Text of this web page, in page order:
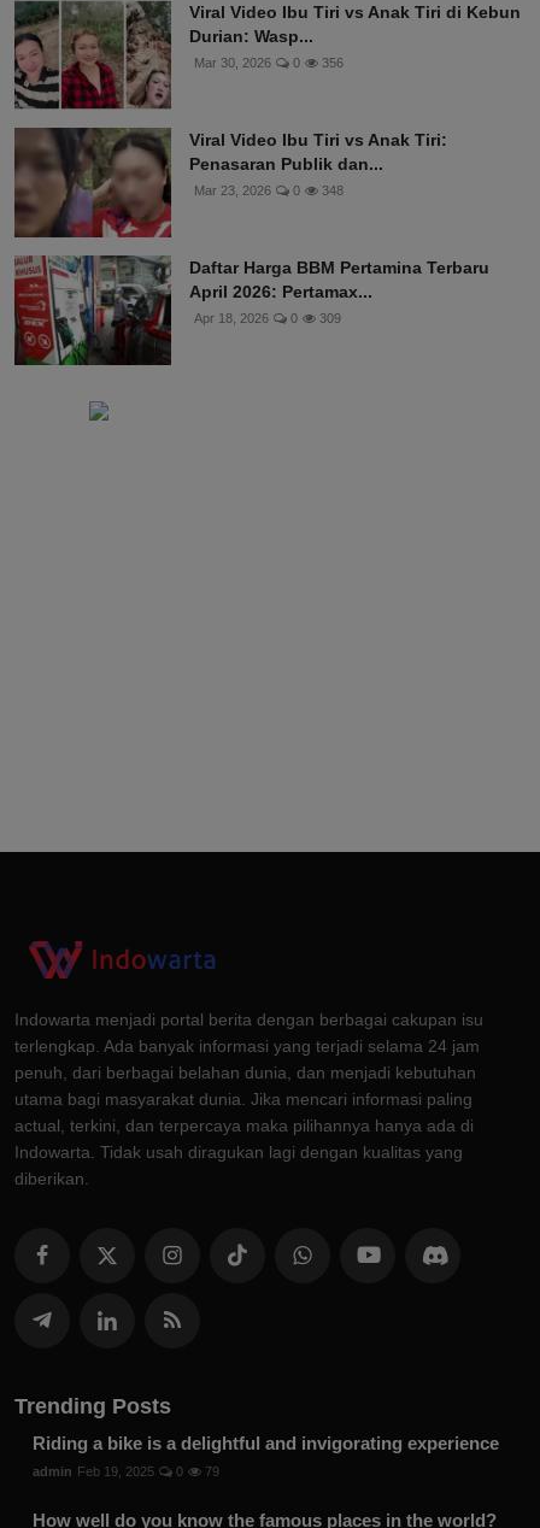
Viral Video Ibu Tiri vs Anak Tiri di Kebun
Durian: Wasp...
Mar 30, 2026 0 356
Viral Video Ibu Tiri vs Anak Tiri:
Penasaran Publik dan...
Mar 23, 2026 0 348
Daftar Harga BBM Pertamina Terbaru
April 2026: Pertamax...
Apr 18, 2026 0 309
Indowarta menjadi portal berita dengan berbagai cakupan isu
terlengkap. Ada banyak informasi yang terjadi selama 24 jam
penuh, dari berbagai belahan dunia, dan menjadi kebutuhan
utama bagi masyarakat dunia. Jika mencari informasi paling
actual, terkini, dan terpercaya maka pilihannya hanya ada di
Indowarta. Tidak usah diragukan lagi dengan kualitas yang
diberikan.
Trending Posts
Riding a bike is a delightful and invigorating experience
admin Feb 19, 2025 0 79
How well do you know the famous places in the world?